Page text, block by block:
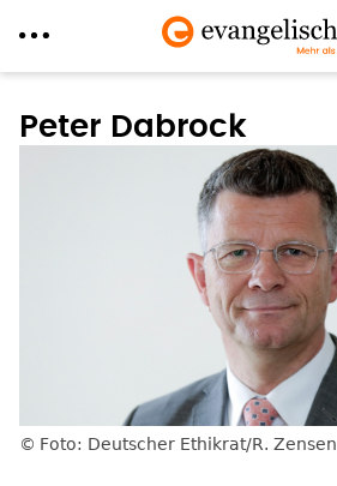
zum
Peter Dabrock
Foto: Deutscher Ethikrat/R. Zensen